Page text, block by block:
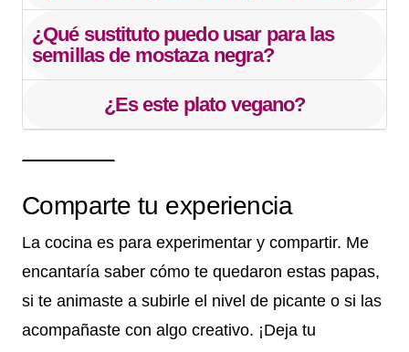
¿Qué sustituto puedo usar para las
semillas de mostaza negra?
¿Es este plato vegano?
Comparte tu experiencia
La cocina es para experimentar y compartir. Me
encantaría saber cómo te quedaron estas papas,
si te animaste a subirle el nivel de picante o si las
acompañaste con algo creativo. ¡Deja tu